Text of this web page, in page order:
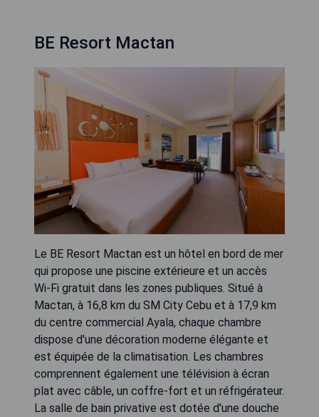
BE Resort Mactan
Le BE Resort Mactan est un hôtel en bord de mer
qui propose une piscine extérieure et un accès
Wi-Fi gratuit dans les zones publiques. Situé à
Mactan, à 16,8 km du SM City Cebu et à 17,9 km
du centre commercial Ayala, chaque chambre
dispose d'une décoration moderne élégante et
est équipée de la climatisation. Les chambres
comprennent également une télévision à écran
plat avec câble, un coffre-fort et un réfrigérateur.
La salle de bain privative est dotée d'une douche